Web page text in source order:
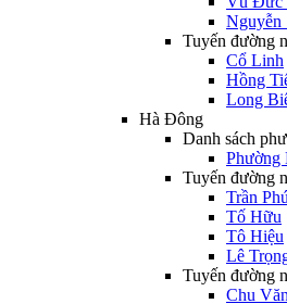
Nguyễn
Tuyến đường
Cổ Linh
Hồng
Long
Hà Đông
Danh sách
Phường
Tuyến đường
Trần Phú
Tố Hữu
Tô Hiệu
Lê
Tuyến đường
Chu